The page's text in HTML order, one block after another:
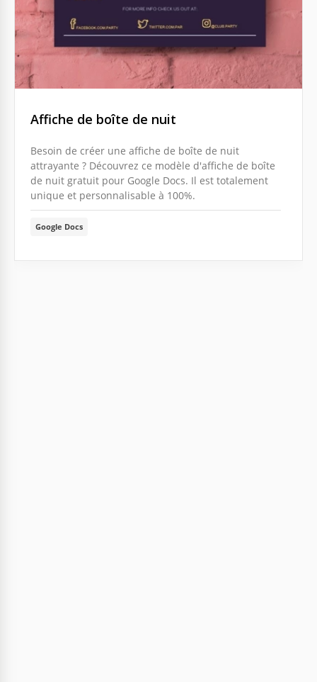
Affiche de boîte de nuit
Besoin de créer une affiche de boîte de nuit
attrayante ? Découvrez ce modèle d'affiche de boîte
de nuit gratuit pour Google Docs. Il est totalement
unique et personnalisable à 100%.
Google Docs